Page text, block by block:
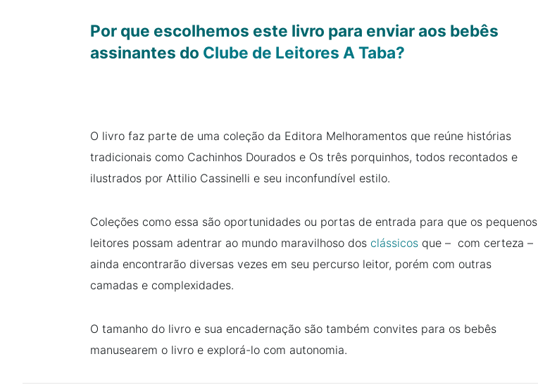
Por que escolhemos este livro para enviar aos bebês
assinantes do Clube de Leitores A Taba?
O livro faz parte de uma coleção da Editora Melhoramentos que reúne histórias
tradicionais como Cachinhos Dourados e Os três porquinhos, todos recontados e
ilustrados por Attilio Cassinelli e seu inconfundível estilo.
Coleções como essa são oportunidades ou portas de entrada para que os pequenos
leitores possam adentrar ao mundo maravilhoso dos clássicos que – com certeza –
ainda encontrarão diversas vezes em seu percurso leitor, porém com outras
camadas e complexidades.
O tamanho do livro e sua encadernação são também convites para os bebês
manusearem o livro e explorá-lo com autonomia.